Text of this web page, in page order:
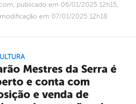
publicado em 06/01/2025 12h15,
em 07/01/2025 12h18
Mestres da Serra é
e conta com
e venda de